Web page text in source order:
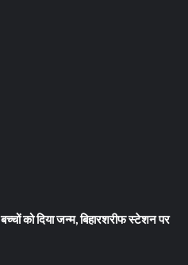
को दिया जन्म, बिहारशरीफ स्टेशन पर